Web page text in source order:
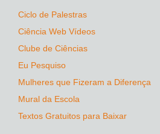
Ciclo de Palestras
Ciência Web Vídeos
Clube de Ciências
Eu Pesquiso
Mulheres que Fizeram a Diferença
Mural da Escola
Textos Gratuitos para Baixar